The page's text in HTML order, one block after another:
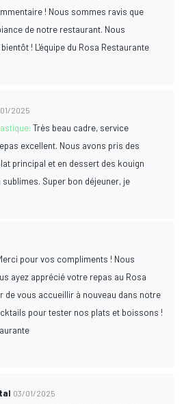
! Nous sommes ravis que
de notre restaurant. Nous
! L'équipe du Rosa Restaurante
2025
Très beau cadre, service
excellent. Nous avons pris des
principal et en dessert des kouign
Super bon déjeuner, je
pour vos compliments ! Nous
ayez apprécié votre repas au Rosa
de vous accueillir à nouveau dans notre
pour tester nos plats et boissons !
03/01/2025